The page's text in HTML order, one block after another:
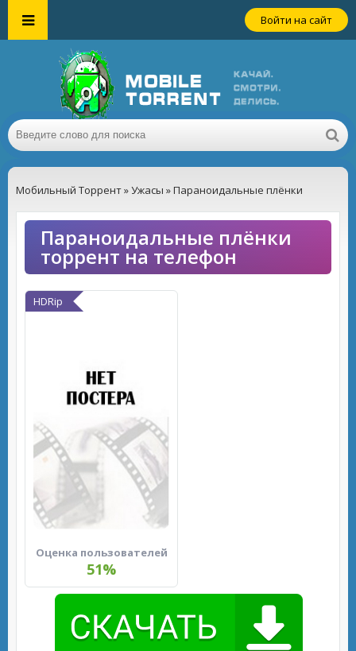
Войти на сайт
Мобильный Торрент»Ужасы » Параноидальные плёнки
Параноидальные плёнки
торрент на телефон
HDRip
Оценка пользователей
51%